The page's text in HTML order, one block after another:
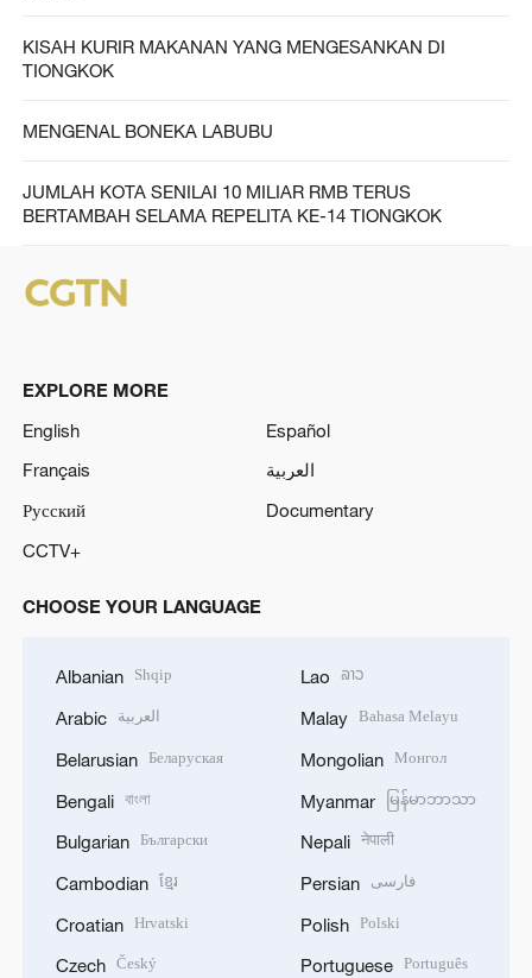
KISAH KURIR MAKANAN YANG MENGESANKAN DI
TIONGKOK
MENGENAL BONEKA LABUBU
JUMLAH KOTA SENILAI 10 MILIAR RMB TERUS
BERTAMBAH SELAMA REPELITA KE-14 TIONGKOK
EXPLORE MORE
English
Español
Français
العربية
Русский
Documentary
CCTV+
CHOOSE YOUR LANGUAGE
Albanian Shqip
Arabic العربية
Belarusian Беларуская
Bengali বাংলা
Bulgarian Български
Cambodian ខ្មែរ
Croatian Hrvatski
Czech Český
Lao ລາວ
Malay Bahasa Melayu
Mongolian Монгол
Myanmar မြန်မာဘာသာ
Nepali नेपाली
Persian فارسی
Polish Polski
Portuguese Português